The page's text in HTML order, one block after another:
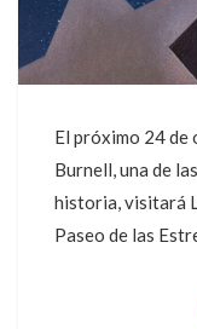
El próximo 24 de
Burnell, una de
historia, visitará
Paseo de las